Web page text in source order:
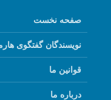
صفحه نخست
نویسندگان گفتگوی
قوانین ما
درباره ما